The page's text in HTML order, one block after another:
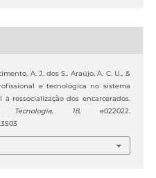
A. J. dos S., Araújo, A. C. U., &
e tecnológica no sistema
ressocialização dos encarcerados.
, 18, e022022.